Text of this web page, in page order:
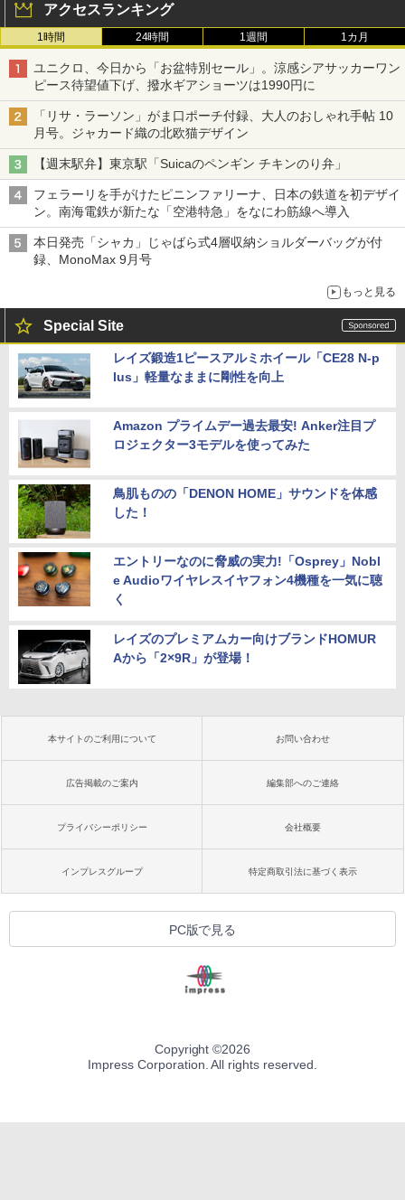
アクセスランキング
1時間 24時間 1週間 1カ月
ユニクロ、今日から「お盆特別セール」。涼感シアサッカーワン
ピース待望値下げ、撥水ギアショーツは1990円に
「リサ・ラーソン」がま口ポーチ付録、大人のおしゃれ手帖 10
月号。ジャカード織の北欧猫デザイン
【週末駅弁】東京駅「Suicaのペンギン チキンのり弁」
フェラーリを手がけたピニンファリーナ、日本の鉄道を初デザイ
ン。南海電鉄が新たな「空港特急」をなにわ筋線へ導入
本日発売「シャカ」じゃばら式4層収納ショルダーバッグが付
録、MonoMax 9月号
もっと見る
Special Site
レイズ鍛造1ピースアルミホイール「CE28 N-p
lus」軽量なままに剛性を向上
Amazon プライムデー過去最安! Anker注目プ
ロジェクター3モデルを使ってみた
鳥肌ものの「DENON HOME」サウンドを体感
した！
エントリーなのに脅威の実力!「Osprey」Nobl
e Audioワイヤレスイヤフォン4機種を一気に聴
く
レイズのプレミアムカー向けブランドHOMUR
Aから「2×9R」が登場！
本サイトのご利用について お問い合わせ
広告掲載のご案内 編集部へのご連絡
プライバシーポリシー 会社概要
インプレスグループ 特定商取引法に基づく表示
PC版で見る
Copyright ©2026
Impress Corporation. All rights reserved.